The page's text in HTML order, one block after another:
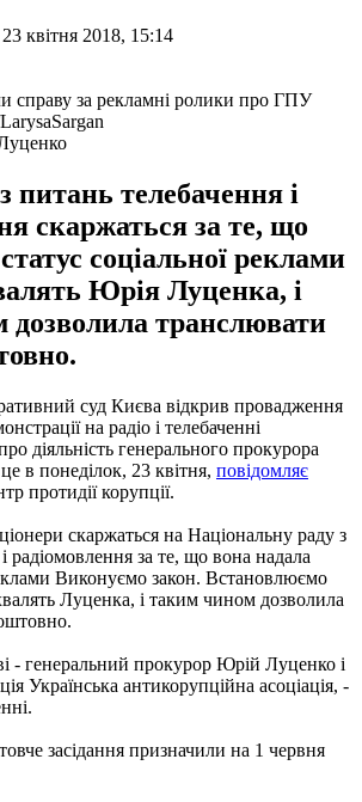
квітня 2018, 15:14
питань телебачення і
скаржаться за те, що
соціальної реклами
Юрія Луценка, і
транслювати
суд Києва відкрив провадження
на радіо і телебаченні
діяльність генерального прокурора
в понеділок, 23 квітня, повідомляє
протидії корупції.
скаржаться на Національну раду з
радіомовлення за те, що вона надала
Виконуємо закон. Встановлюємо
Луценка, і таким чином дозволила
- генеральний прокурор Юрій Луценко і
Українська антикорупційна асоціація, -
засідання призначили на 1 червня